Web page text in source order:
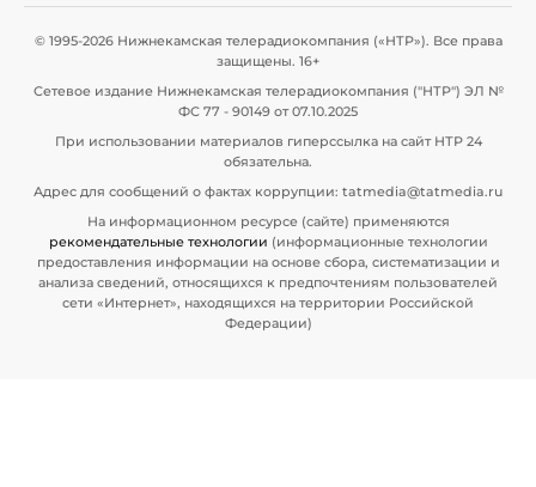
© 1995-2026 Нижнекамская телерадиокомпания («НТР»). Все права
защищены. 16+
Сетевое издание Нижнекамская телерадиокомпания ("НТР") ЭЛ №
ФС 77 - 90149 от 07.10.2025
При использовании материалов гиперссылка на сайт НТР 24
обязательна.
Адрес для сообщений о фактах коррупции: tatmedia@tatmedia.ru
На информационном ресурсе (сайте) применяются
рекомендательные технологии (информационные технологии
предоставления информации на основе сбора, систематизации и
анализа сведений, относящихся к предпочтениям пользователей
сети «Интернет», находящихся на территории Российской
Федерации)